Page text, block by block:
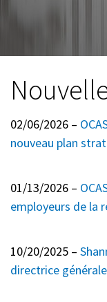
02/06/2026 –
nouveau plan
01/13/2026 –
employeurs de la
10/20/2025 –
directrice